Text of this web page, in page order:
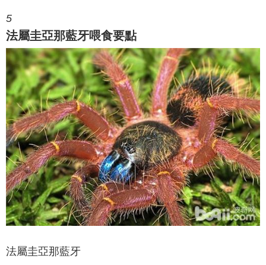
5
法屬圭亞那藍牙喂食要點
法屬圭亞那藍牙